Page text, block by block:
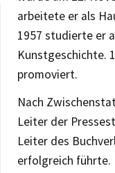
arbeitete er als
1957 studierte er
Kunstgeschichte.
promoviert.
Nach
Leiter der
Leiter des
erfolgreich führte.